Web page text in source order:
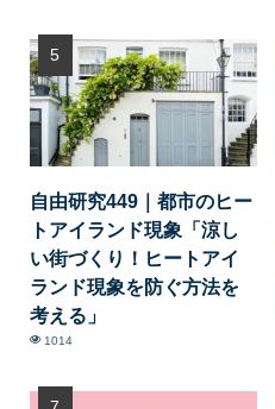
自由研究449｜都市のヒー
トアイランド現象「涼し
い街づくり！ヒートアイ
ランド現象を防ぐ方法を
考える」
1014